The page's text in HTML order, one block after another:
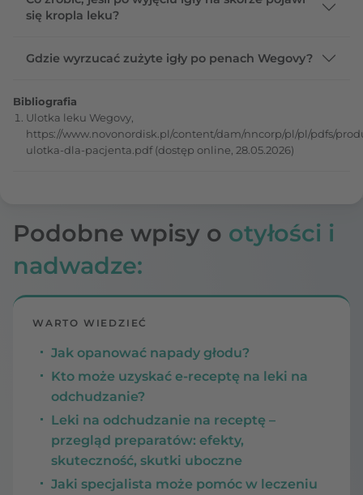
się kropla leku?
Gdzie wyrzucać zużyte igły po penach Wegovy?
Bibliografia
Ulotka leku Wegovy,
https://www.novonordisk.pl/content/dam/nncorp/pl/pl/pdfs/
ulotka-dla-pacjenta.pdf (dostęp online, 28.05.2026)
Podobne wpisy o otyłości i
nadwadze:
WARTO WIEDZIEĆ
Jak opanować napady głodu?
Kto może uzyskać e-receptę na leki na
odchudzanie?
Leki na odchudzanie na receptę –
przegląd preparatów: efekty,
skuteczność, skutki uboczne
Jaki specjalista może pomóc w leczeniu